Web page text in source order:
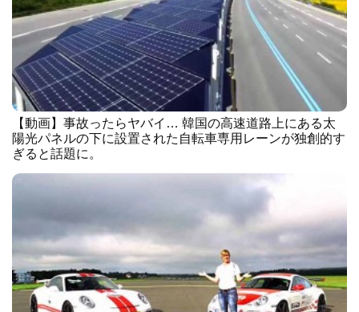
【動画】事故ったらヤバイ… 韓国の高速道路上にある太
陽光パネルの下に設置された自転車専用レーンが独創的す
ぎると話題に。